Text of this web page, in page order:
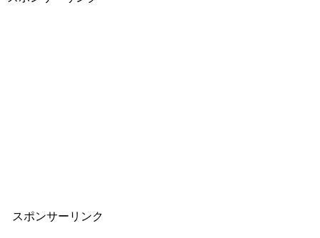
スポンサーリンク